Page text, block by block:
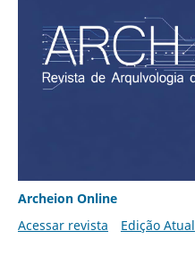
Archeion Online
Acessar revista
Edição Atual